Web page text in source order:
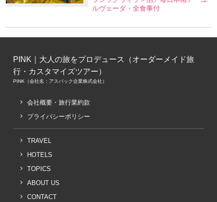
ルヴェーダ・全食事付
PINK｜大人の旅をプロデュース（オーダーメイド旅
行・カスタマイズツアー）
PINK（会社名：アスパック企業株式会社）
会社概要・旅行業約款
プライバシーポリシー
TRAVEL
HOTELS
TOPICS
ABOUT US
CONTACT